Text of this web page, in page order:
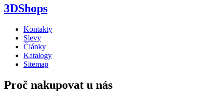
3DShops
Kontakty
Slevy
Články
Katalogy
Sitemap
Proč nakupovat u nás